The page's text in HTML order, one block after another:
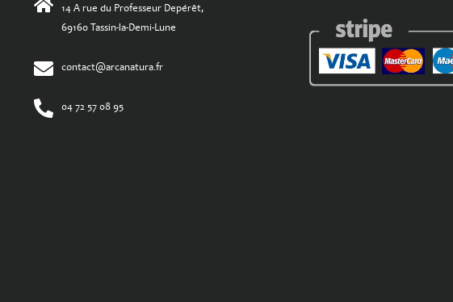
14 A rue du Professeur Depérêt,
69160 Tassin-la-Demi-Lune
contact@arcanatura.fr
04 72 57 08 95